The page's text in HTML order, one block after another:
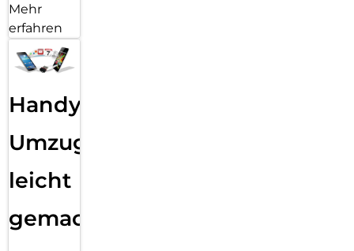
Mehr
erfahren
Handy
Umzug
leicht
gemacht!